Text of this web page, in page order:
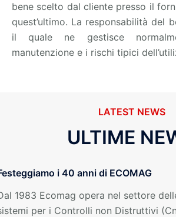
bene scelto dal cliente presso il
quest’ultimo. La responsabilità del
il quale ne gestisce
manutenzione e i rischi tipici
LATEST NEWS
ULTIME
i 40 anni di ECOMAG
1983 Ecomag opera nel settore
per i Controlli non Distruttivi